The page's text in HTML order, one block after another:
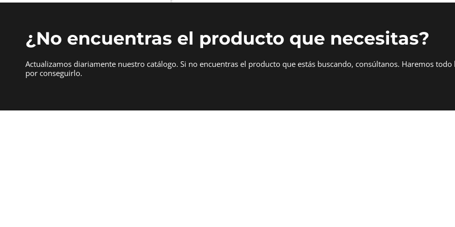
¿No encuentras el producto que necesitas?
Actualizamos diariamente nuestro catálogo. Si no encuentras el producto que estás buscando, consúltanos. Haremos
por conseguirlo.